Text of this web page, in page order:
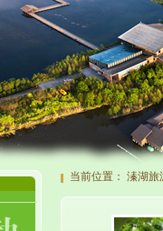
当前位置： 溱湖旅